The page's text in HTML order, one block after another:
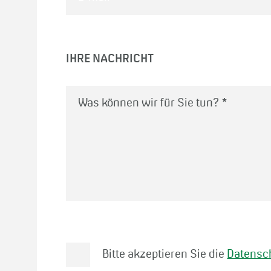
IHRE NACHRICHT
Was können wir für Sie tun? *
Bitte akzeptieren Sie die